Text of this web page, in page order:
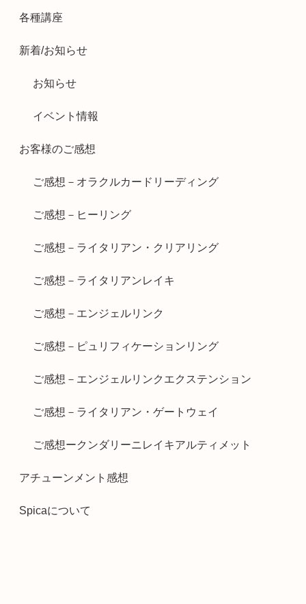
各種講座
新着/お知らせ
お知らせ
イベント情報
お客様のご感想
ご感想－オラクルカードリーディング
ご感想－ヒーリング
ご感想－ライタリアン・クリアリング
ご感想－ライタリアンレイキ
ご感想－エンジェルリンク
ご感想－ピュリフィケーションリング
ご感想－エンジェルリンクエクステンション
ご感想－ライタリアン・ゲートウェイ
ご感想ークンダリーニレイキアルティメット
アチューンメント感想
Spicaについて